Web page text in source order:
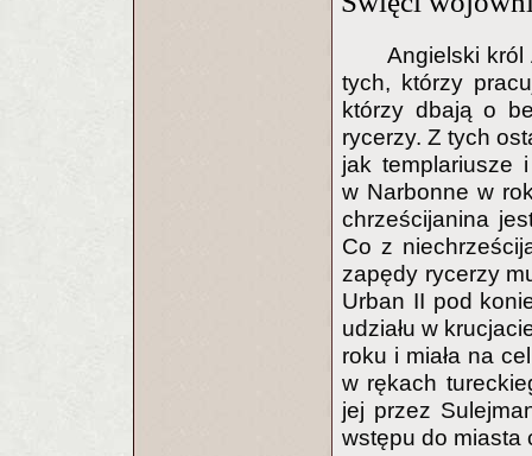
Angielski król
tych, którzy
którzy dbają o
rycerzy. Z tych
jak templariusze
w Narbonne w
chrześcijanina
Co z
zapędy rycerzy
Urban II pod
udziału w
roku i miała na
w rękach
jej przez
wstępu do miasta